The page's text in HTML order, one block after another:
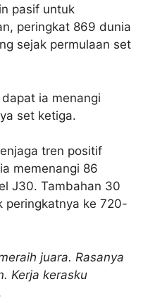
pasif untuk
peringkat 869 dunia
sejak permulaan set
ia menangi
set ketiga.
tren positif
memenangi 86
J30. Tambahan 30
peringkatnya ke 720-
juara. Rasanya
Kerja kerasku